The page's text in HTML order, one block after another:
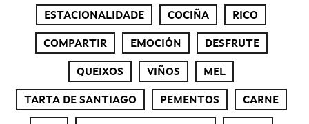
ESTACIONALIDADE COCIÑA RICO
COMPARTIR EMOCIÓN DESFRUTE
QUEIXOS VIÑOS MEL
TARTA DE SANTIAGO PEMENTOS CARNE